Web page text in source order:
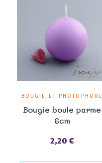
BOUGIE ET PHOTOPHORE
Bougie boule parme
6cm
Prix
2,20 €